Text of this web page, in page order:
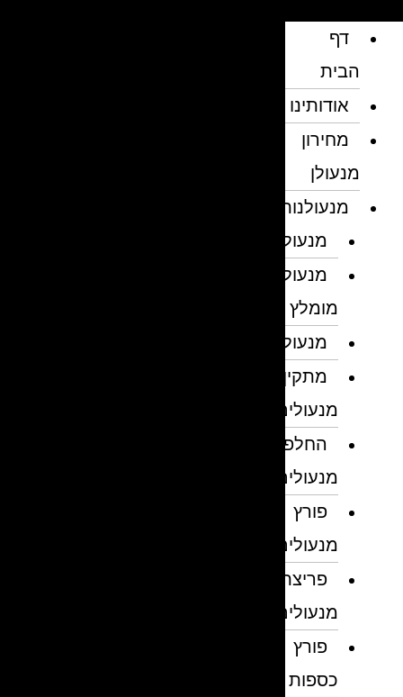
דף
הבית
אודותינו
מחירון
מנעולן
מנעולנות
מנעולן
מנעולן
מומלץ
מנעולנים
מתקין
מנעולים
החלפת
מנעולים
פורץ
מנעולים
פריצת
מנעולים
פורץ
כספות